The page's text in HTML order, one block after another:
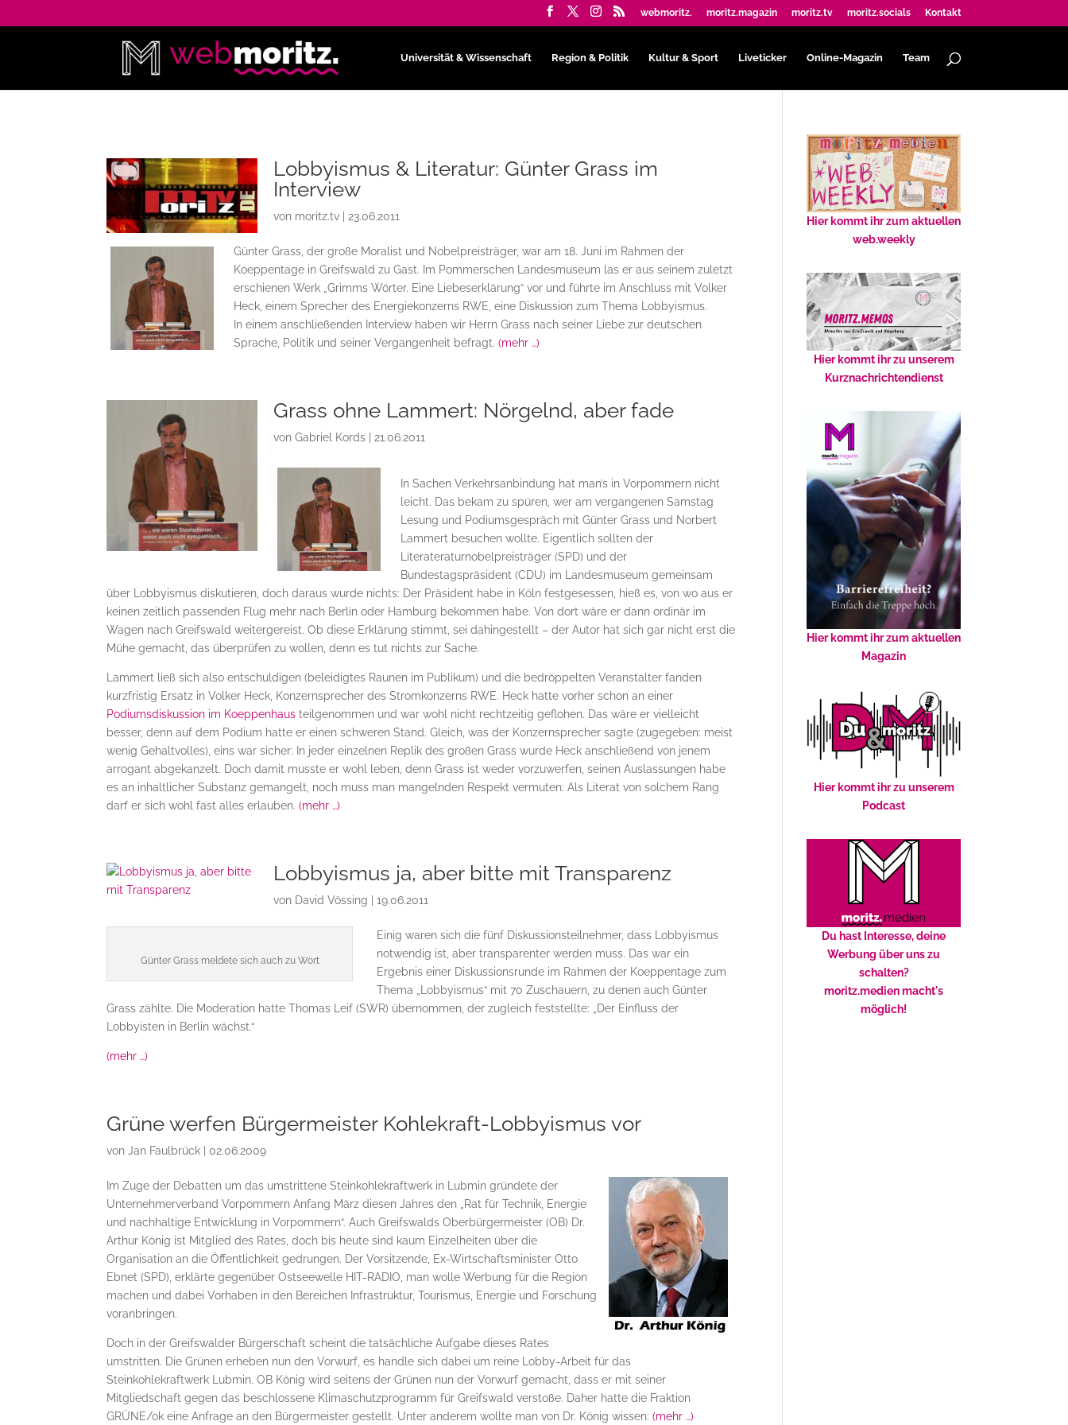
webmoritz. moritz.magazin moritz.tv moritz.socials Kontakt
Universität & Wissenschaft Region & Politik Kultur & Sport Liveticker Online-Magazin Team
Lobbyismus & Literatur: Günter Grass im
Interview
von moritz.tv 23.06.2011
Günter Grass, der große Moralist und Nobelpreisträger, war am 18. Juni im Rahmen der
Koeppentage in Greifswald zu Gast. Im Pommerschen Landesmuseum las er aus seinem zuletzt
erschienen Werk „Grimms Wörter. Eine Liebeserklärung“ vor und führte im Anschluss mit Volker
Heck, einem Sprecher des Energiekonzerns RWE, eine Diskussion zum Thema Lobbyismus.
In einem anschließenden Interview haben wir Herrn Grass nach seiner Liebe zur deutschen
Sprache, Politik und seiner Vergangenheit befragt.(mehr …)
Grass ohne Lammert: Nörgelnd, aber fade
vonGabriel Kords 21.06.2011
In Sachen Verkehrsanbindung hat man’s in Vorpommern nicht
leicht. Das bekam zu spüren, wer am vergangenen Samstag
Lesung und Podiumsgespräch mit Günter Grass und Norbert
Lammert besuchen wollte. Eigentlich sollten der
Literateraturnobelpreisträger (SPD) und der
Bundestagspräsident (CDU) im Landesmuseum gemeinsam
über Lobbyismus diskutieren, doch daraus wurde nichts: Der Präsident habe in Köln festgesessen, hieß es, von wo aus er
keinen zeitlich passenden Flug mehr nach Berlin oder Hamburg bekommen habe. Von dort wäre er dann ordinär im
Wagen nach Greifswald weitergereist. Ob diese Erklärung stimmt, sei dahingestellt – der Autor hat sich gar nicht erst die
Mühe gemacht, das überprüfen zu wollen, denn es tut nichts zur Sache.
Lammert ließ sich also entschuldigen (beleidigtes Raunen im Publikum) und die bedröppelten Veranstalter fanden
kurzfristig Ersatz in Volker Heck, Konzernsprecher des Stromkonzerns RWE. Heck hatte vorher schon an einer
Podiumsdiskussion im Koeppenhaus teilgenommen und war wohl nicht rechtzeitig geflohen. Das wäre er vielleicht
besser, denn auf dem Podium hatte er einen schweren Stand. Gleich, was der Konzernsprecher sagte (zugegeben: meist
wenig Gehaltvolles), eins war sicher: In jeder einzelnen Replik des großen Grass wurde Heck anschließend von jenem
arrogant abgekanzelt. Doch damit musste er wohl leben, denn Grass ist weder vorzuwerfen, seinen Auslassungen habe
es an inhaltlicher Substanz gemangelt, noch muss man mangelnden Respekt vermuten: Als Literat von solchem Rang
darf er sich wohl fast alles erlauben.(mehr …)
Lobbyismus ja, aber bitte mit Transparenz
von David Vössing |19.06.2011
Günter Grass meldete sich auch zu Wort
Einig waren sich die fünf Diskussionsteilnehmer, dass Lobbyismus
notwendig ist, aber transparenter werden muss. Das war ein
Ergebnis einer Diskussionsrunde im Rahmen der Koeppentage zum
Thema „Lobbyismus“ mit 70 Zuschauern, zu denen auch Günter
Grass zählte. Die Moderation hatte Thomas Leif (SWR) übernommen, der zugleich feststellte: „Der Einfluss der
Lobbyisten in Berlin wächst.“
(mehr …)
Grüne werfen Bürgermeister Kohlekraft-Lobbyismus vor
vonJan Faulbrück |02.06.2009
Im Zuge der Debatten um das umstrittene Steinkohlekraftwerk in Lubmin gründete der
Unternehmerverband Vorpommern Anfang März diesen Jahres den „Rat für Technik, Energie
und nachhaltige Entwicklung in Vorpommern“. Auch Greifswalds Oberbürgermeister (OB) Dr.
Arthur König ist Mitglied des Rates, doch bis heute sind kaum Einzelheiten über die
Organisation an die Öffentlichkeit gedrungen. Der Vorsitzende, Ex-Wirtschaftsminister Otto
Ebnet (SPD), erklärte gegenüber Ostseewelle HIT-RADIO, man wolle Werbung für die Region
machen und dabei Vorhaben in den Bereichen Infrastruktur, Tourismus, Energie und Forschung
voranbringen.
Doch in der Greifswalder Bürgerschaft scheint die tatsächliche Aufgabe dieses Rates
umstritten. Die Grünen erheben nun den Vorwurf, es handle sich dabei um reine Lobby-Arbeit für das
Steinkohlekraftwerk Lubmin. OB König wird seitens der Grünen nun der Vorwurf gemacht, dass er mit seiner
Mitgliedschaft gegen das beschlossene Klimaschutzprogramm für Greifswald verstoße. Daher hatte die Fraktion
GRÜNE/ok eine Anfrage an den Bürgermeister gestellt. Unter anderem wollte man von Dr. König wissen:(mehr …)
Hier kommt ihr zum aktuellen
web.weekly
Hier kommt ihr zu unserem
Kurznachrichtendienst
Hier kommt ihr zum aktuellen
Magazin
Hier kommt ihr zu unserem
Podcast
Du hast Interesse, deine
Werbung über uns zu
schalten?
moritz.medien macht's
möglich!